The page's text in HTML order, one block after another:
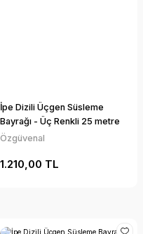
İpe Dizili Üçgen Süsleme
Bayrağı - Üç Renkli 25 metre
Özgüvenal
1.210,00 TL